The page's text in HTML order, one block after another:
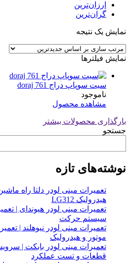
ارزان‌ترین
گران‌ترین
نمایش یک نتیجه
نمایش فیلترها
سیت سوپاپ دراج doraj 761
ناموجود
مشاهده محصول
بارگذاری محصولات بیشتر
جستجو
نوشته‌های تازه
تعمیرات مینی لودر دلتا راه
هیدرولیک LG312
تعمیرات مینی لودر هیوندای |
سیستم حرکت
تعمیرات مینی لودر نیوهلند |
موتور و هیدرولیک
تعمیرات مینی لودر بابکت |
قطعات و تست عملکرد